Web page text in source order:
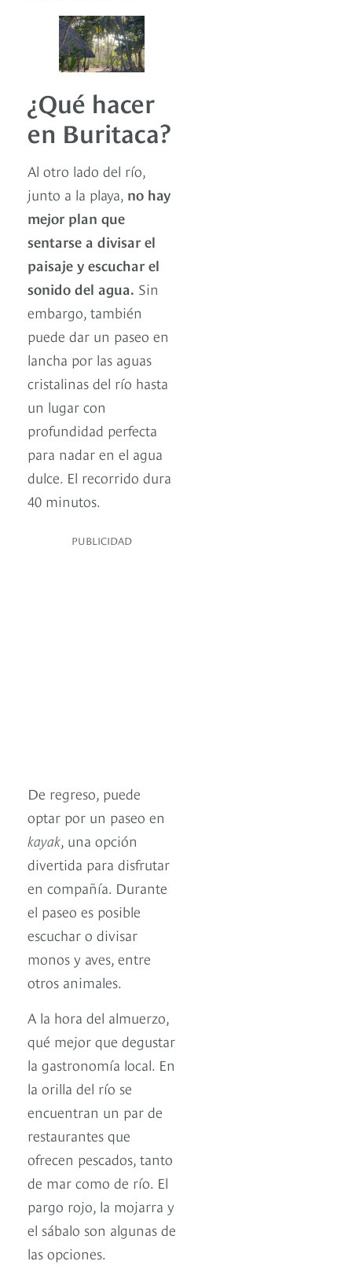
¿Qué hacer
en Buritaca?
Al otro lado del río,
junto a la playa, no hay
mejor plan que
sentarse a divisar el
paisaje y escuchar el
sonido del agua. Sin
embargo, también
puede dar un paseo en
lancha por las aguas
cristalinas del río hasta
un lugar con
profundidad perfecta
para nadar en el agua
dulce. El recorrido dura
40 minutos.
PUBLICIDAD
De regreso, puede
optar por un paseo en
kayak, una opción
divertida para disfrutar
en compañía. Durante
el paseo es posible
escuchar o divisar
monos y aves, entre
otros animales.
A la hora del almuerzo,
qué mejor que degustar
la gastronomía local. En
la orilla del río se
encuentran un par de
restaurantes que
ofrecen pescados, tanto
de mar como de río. El
pargo rojo, la mojarra y
el sábalo son algunas de
las opciones.